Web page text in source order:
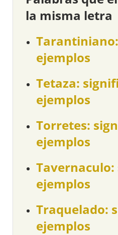
la misma letra
ejemplos
Tetaza:
ejemplos
Torretes:
ejemplos
ejemplos
Traquelado:
ejemplos